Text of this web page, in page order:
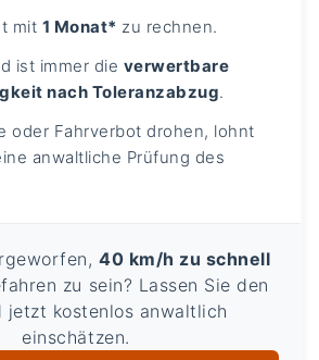
mit 1 Monat* zu rechnen.
ist immer die verwertbare
nach Toleranzabzug.
oder Fahrverbot drohen, lohnt
anwaltliche Prüfung des
40 km/h zu schnell
zu sein? Lassen Sie den
jetzt kostenlos anwaltlich
einschätzen.